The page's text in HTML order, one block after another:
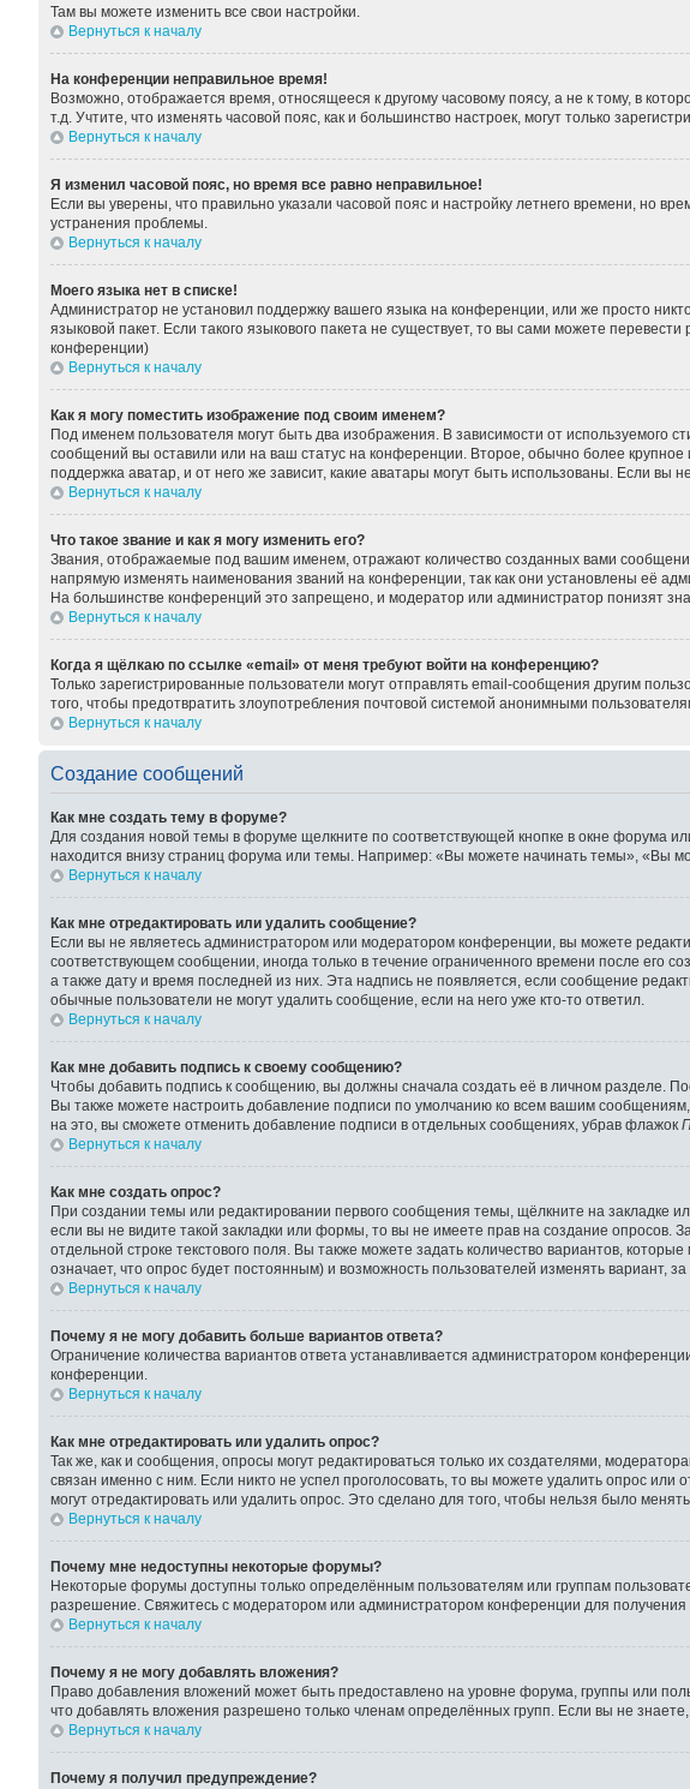
Там вы можете изменить все свои настройки.
Вернуться к началу
На конференции неправильное время!
Возможно, отображается время, относящееся к другому часовому поясу, а не к тому, в
т.д. Учтите, что изменять часовой пояс, как и большинство настроек, могут только
Вернуться к началу
Я изменил часовой пояс, но время все равно неправильное!
Если вы уверены, что правильно указали часовой пояс и настройку летнего времени, но
устранения проблемы.
Вернуться к началу
Моего языка нет в списке!
Администратор не установил поддержку вашего языка на конференции, или же просто
языковой пакет. Если такого языкового пакета не существует, то вы сами можете
конференции)
Вернуться к началу
Как я могу поместить изображение под своим именем?
Под именем пользователя могут быть два изображения. В зависимости от используемого
сообщений вы оставили или на ваш статус на конференции. Второе, обычно более
поддержка аватар, и от него же зависит, какие аватары могут быть использованы. Если
Вернуться к началу
Что такое звание и как я могу изменить его?
Звания, отображаемые под вашим именем, отражают количество созданных вами
напрямую изменять наименования званий на конференции, так как они установлены её
На большинстве конференций это запрещено, и модератор или администратор понизят
Вернуться к началу
Когда я щёлкаю по ссылке «email» от меня требуют войти на конференцию?
Только зарегистрированные пользователи могут отправлять email-сообщения другим
того, чтобы предотвратить злоупотребления почтовой системой анонимными
Вернуться к началу
Создание сообщений
Как мне создать тему в форуме?
Для создания новой темы в форуме щелкните по соответствующей кнопке в окне форума
находится внизу страниц форума или темы. Например: «Вы можете начинать темы», «Вы
Вернуться к началу
Как мне отредактировать или удалить сообщение?
Если вы не являетесь администратором или модератором конференции, вы можете
соответствующем сообщении, иногда только в течение ограниченного времени после его
а также дату и время последней из них. Эта надпись не появляется, если сообщение
обычные пользователи не могут удалить сообщение, если на него уже кто-то ответил.
Вернуться к началу
Как мне добавить подпись к своему сообщению?
Чтобы добавить подпись к сообщению, вы должны сначала создать её в личном разделе.
Вы также можете настроить добавление подписи по умолчанию ко всем вашим
на это, вы сможете отменить добавление подписи в отдельных сообщениях, убрав флажок
Вернуться к началу
Как мне создать опрос?
При создании темы или редактировании первого сообщения темы, щёлкните на закладке
если вы не видите такой закладки или формы, то вы не имеете прав на создание опросов.
отдельной строке текстового поля. Вы также можете задать количество вариантов,
означает, что опрос будет постоянным) и возможность пользователей изменять вариант,
Вернуться к началу
Почему я не могу добавить больше вариантов ответа?
Ограничение количества вариантов ответа устанавливается администратором
конференции.
Вернуться к началу
Как мне отредактировать или удалить опрос?
Так же, как и сообщения, опросы могут редактироваться только их создателями,
связан именно с ним. Если никто не успел проголосовать, то вы можете удалить опрос
могут отредактировать или удалить опрос. Это сделано для того, чтобы нельзя было
Вернуться к началу
Почему мне недоступны некоторые форумы?
Некоторые форумы доступны только определённым пользователям или группам
разрешение. Свяжитесь с модератором или администратором конференции для получения
Вернуться к началу
Почему я не могу добавлять вложения?
Право добавления вложений может быть предоставлено на уровне форума, группы или
что добавлять вложения разрешено только членам определённых групп. Если вы не
Вернуться к началу
Почему я получил предупреждение?